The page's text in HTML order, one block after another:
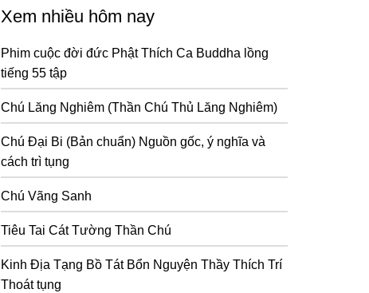
Xem nhiều hôm nay
Phim cuộc đời đức Phật Thích Ca Buddha lồng
tiếng 55 tập
Chú Lăng Nghiêm (Thần Chú Thủ Lăng Nghiêm)
Chú Đại Bi (Bản chuẩn) Nguồn gốc, ý nghĩa và
cách trì tụng
Chú Vãng Sanh
Tiêu Tai Cát Tường Thần Chú
Kinh Địa Tạng Bồ Tát Bổn Nguyện Thầy Thích Trí
Thoát tụng